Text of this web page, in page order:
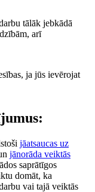
tālāk jebkādā
arī
ja jūs ievērojat
jāatsaucas uz
jānorāda veiktās
saprātīgos
domāt, ka
vai tajā veiktās